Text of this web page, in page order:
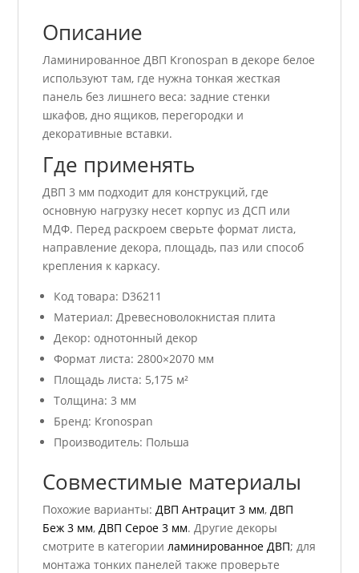
Описание
Ламинированное ДВП Kronospan в декоре белое
используют там, где нужна тонкая жесткая
панель без лишнего веса: задние стенки
шкафов, дно ящиков, перегородки и
декоративные вставки.
Где применять
ДВП 3 мм подходит для конструкций, где
основную нагрузку несет корпус из ДСП или
МДФ. Перед раскроем сверьте формат листа,
направление декора, площадь, паз или способ
крепления к каркасу.
Код товара: D36211
Материал: Древесноволокнистая плита
Декор: однотонный декор
Формат листа: 2800×2070 мм
Площадь листа: 5,175 м²
Толщина: 3 мм
Бренд: Kronospan
Производитель: Польша
Совместимые материалы
Похожие варианты: ДВП Антрацит 3 мм, ДВП
Беж 3 мм, ДВП Серое 3 мм. Другие декоры
смотрите в категории ламинированное ДВП; для
монтажа тонких панелей также проверьте